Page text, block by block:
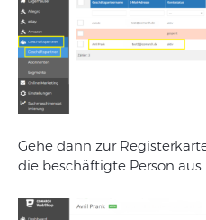
Gehe dann zur
die beschäftigte Person aus.